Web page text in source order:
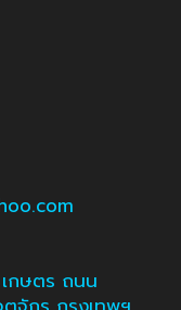
กษตร ถนน